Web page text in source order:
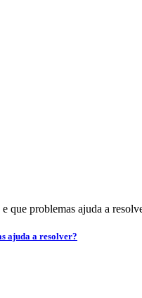
ajuda a resolver?